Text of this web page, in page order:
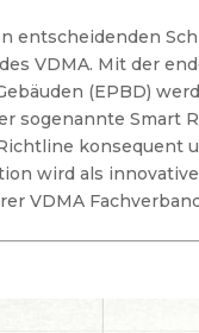
entscheidenden
VDMA. Mit der
(EPBD)
sogenannte Smart
konsequent
wird als
VDMA